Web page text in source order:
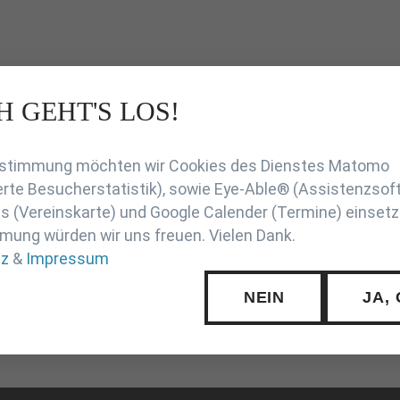
kg) auf einen sehr guten fünften Platz. Ebenfalls eine starke Leistung
und sind ein weiterer Beweis für die hohe Qualität der
sowie ihren Heimtrainerinnen und Heimtrainern und den
GEHT'S LOS!
möchten wir Cookies des Dienstes Matomo
Besucherstatistik), sowie Eye-Able®
(Vereinskarte) und Google Calender (Termine)
würden wir uns freuen. Vielen Dank.
& Impressum
NEIN JA,